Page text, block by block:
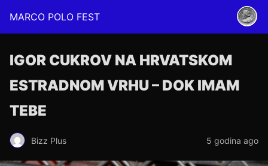
MARCO POLO FEST
IGOR CUKROV NA HRVATSKOM
ESTRADNOM VRHU – DOK IMAM
TEBE
Bizz Plus 5 godina ago